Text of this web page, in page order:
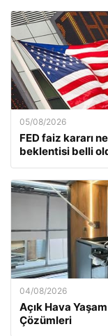
05/08/2026
FED faiz kararı
beklentisi belli
04/08/2026
Açık Hava
Çözümleri